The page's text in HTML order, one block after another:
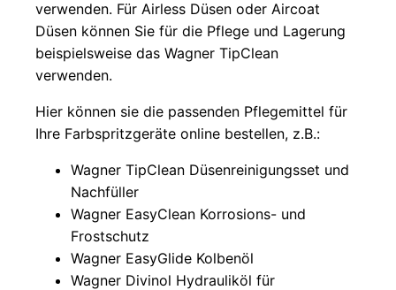
II PC
Pro
395 ,
495 ,
595
Graco
GX 21 /
GX FF
Graco
Ultra
QuickShot
MA-
A4000
Alternativhersteller
verwenden. Für Airless Düsen oder Aircoat
Düsen können Sie für die Pflege und Lagerung
beispielsweise das Wagner TipClean
verwenden.
Hier können sie die passenden Pflegemittel für
Ihre Farbspritzgeräte online bestellen, z.B.:
Wagner TipClean Düsenreinigungsset und
Nachfüller
Wagner EasyClean Korrosions- und
Frostschutz
Wagner EasyGlide Kolbenöl
Wagner Divinol Hydrauliköl für